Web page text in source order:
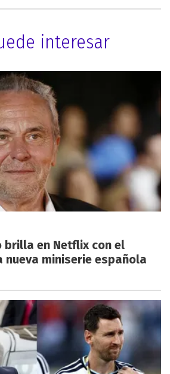
interesar
brilla en Netflix con el
nueva miniserie española